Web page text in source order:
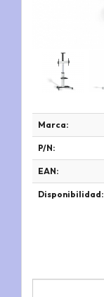
Marca:
P/N:
EAN:
Disponibilidad: